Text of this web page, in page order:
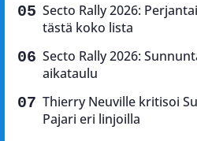
Secto Rally 2026:
tästä koko lista
Secto Rally 2026:
aikataulu
Thierry Neuville kritisoi
Pajari eri linjoilla